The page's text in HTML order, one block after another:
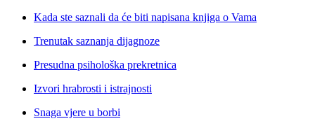
Kada ste saznali da će biti napisana knjiga o Vama
Trenutak saznanja dijagnoze
Presudna psihološka prekretnica
Izvori hrabrosti i istrajnosti
Snaga vjere u borbi